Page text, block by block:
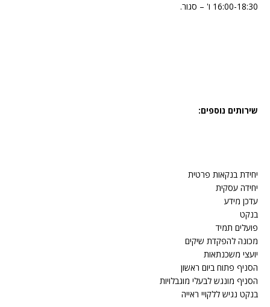
16:00-18:30 ו' – סגור.
שירותים נוספים:
יחידת בנקאות פרטית
יחידה עסקית
עדכן מידע
בנקט
פועלים תמיד
מכונה להפקדת שיקים
יועצי משכנתאות
הסניף פתוח ביום ראשון
הסניף מונגש לבעלי מוגבלויות
בנקט נגיש ללקויי ראייה